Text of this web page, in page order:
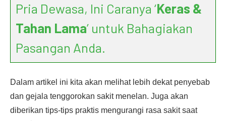
Pria Dewasa, Ini Caranya ‘Keras &
Tahan Lama’ untuk Bahagiakan
Pasangan Anda.
Dalam artikel ini kita akan melihat lebih dekat penyebab
dan gejala tenggorokan sakit menelan. Juga akan
diberikan tips-tips praktis mengurangi rasa sakit saat